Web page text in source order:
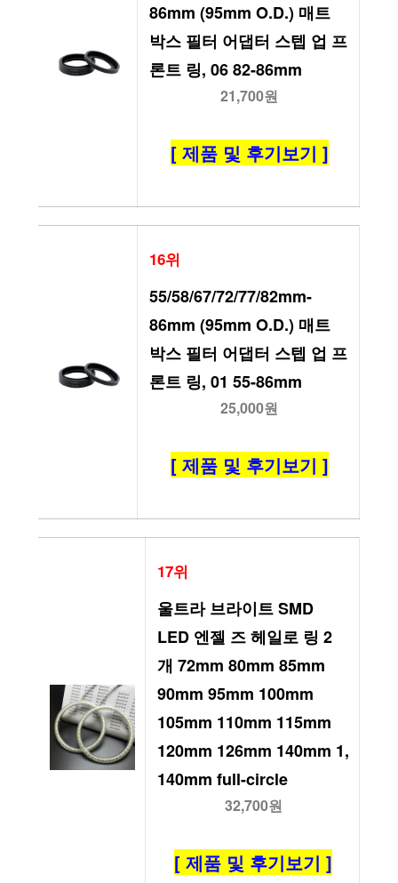
86mm (95mm O.D.) 매트
박스 필터 어댑터 스텝 업 프
론트 링, 06 82-86mm
21,700원
[ 제품 및 후기보기 ]
16위
55/58/67/72/77/82mm-
86mm (95mm O.D.) 매트
박스 필터 어댑터 스텝 업 프
론트 링, 01 55-86mm
25,000원
[ 제품 및 후기보기 ]
17위
울트라 브라이트 SMD
LED 엔젤 즈 헤일로 링 2
개 72mm 80mm 85mm
90mm 95mm 100mm
105mm 110mm 115mm
120mm 126mm 140mm 1,
140mm full-circle
32,700원
[ 제품 및 후기보기 ]